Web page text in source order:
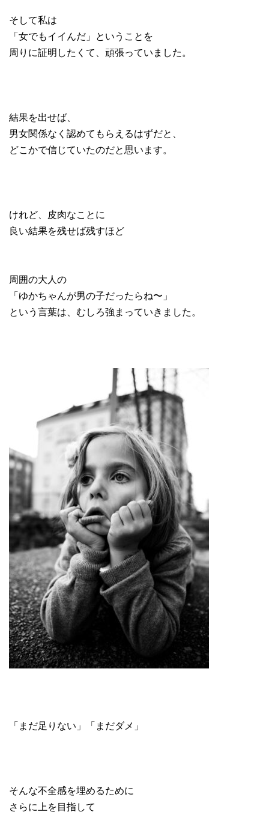
そして私は
「女でもイイんだ」ということを
周りに証明したくて、頑張っていました。
結果を出せば、
男女関係なく認めてもらえるはずだと、
どこかで信じていたのだと思います。
けれど、皮肉なことに
良い結果を残せば残すほど
周囲の大人の
「ゆかちゃんが男の子だったらね〜」
という言葉は、むしろ強まっていきました。
「まだ足りない」「まだダメ」
そんな不全感を埋めるために
さらに上を目指して